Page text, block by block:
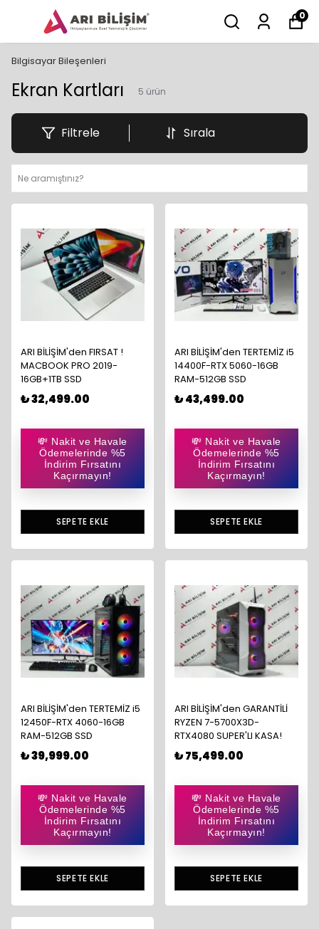
0
Bilgisayar Bileşenleri
Ekran Kartları 5 ürün
Filtrele Sırala
ARI BİLİŞİM'den FIRSAT !
MACBOOK PRO 2019-
16GB+1TB SSD
₺ 32,499.00
💸 Nakit ve Havale
Ödemelerinde %5
İndirim Fırsatını
Kaçırmayın!
SEPETE EKLE
ARI BİLİŞİM'den TERTEMİZ i5
14400F-RTX 5060-16GB
RAM-512GB SSD
₺ 43,499.00
💸 Nakit ve Havale
Ödemelerinde %5
İndirim Fırsatını
Kaçırmayın!
SEPETE EKLE
ARI BİLİŞİM'den TERTEMİZ i5
12450F-RTX 4060-16GB
RAM-512GB SSD
₺ 39,999.00
💸 Nakit ve Havale
Ödemelerinde %5
İndirim Fırsatını
Kaçırmayın!
SEPETE EKLE
ARI BİLİŞİM'den GARANTİLİ
RYZEN 7-5700X3D-
RTX4080 SUPER'LI KASA!
₺ 75,499.00
💸 Nakit ve Havale
Ödemelerinde %5
İndirim Fırsatını
Kaçırmayın!
SEPETE EKLE